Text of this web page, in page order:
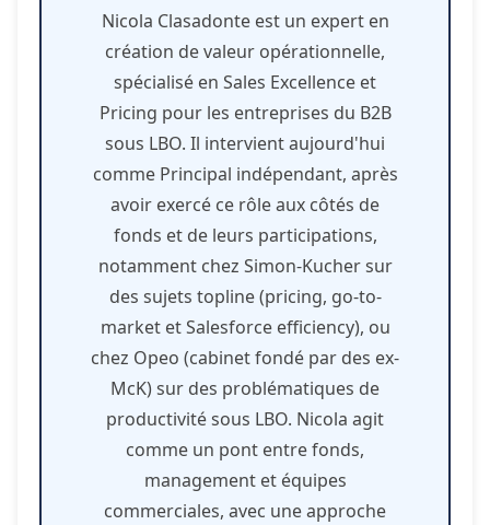
Nicola Clasadonte est un expert en
création de valeur opérationnelle,
spécialisé en Sales Excellence et
Pricing pour les entreprises du B2B
sous LBO. Il intervient aujourd'hui
comme Principal indépendant, après
avoir exercé ce rôle aux côtés de
fonds et de leurs participations,
notamment chez Simon-Kucher sur
des sujets topline (pricing, go-to-
market et Salesforce efficiency), ou
chez Opeo (cabinet fondé par des ex-
McK) sur des problématiques de
productivité sous LBO. Nicola agit
comme un pont entre fonds,
management et équipes
commerciales, avec une approche